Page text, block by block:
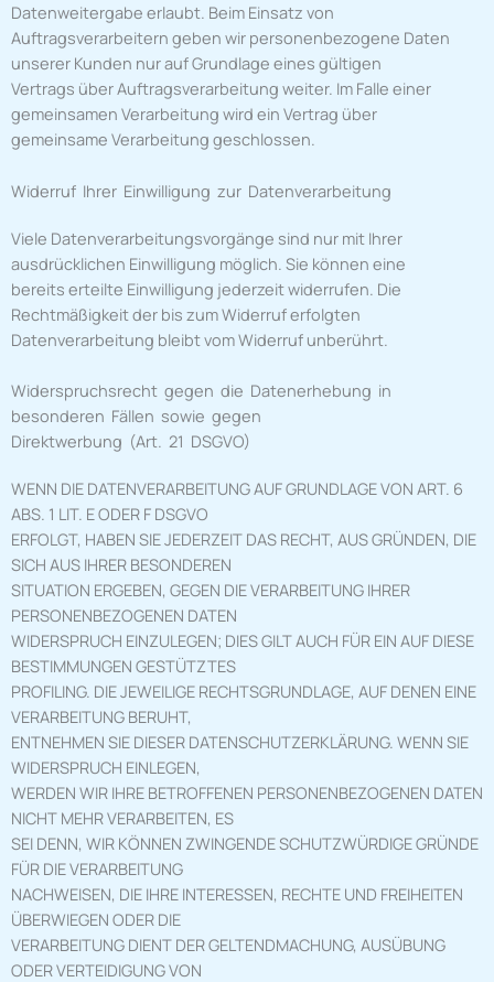
Datenweitergabe erlaubt. Beim Einsatz von
Auftragsverarbeitern geben wir personenbezogene Daten
unserer Kunden nur auf Grundlage eines gültigen
Vertrags über Auftragsverarbeitung weiter. Im Falle einer
gemeinsamen Verarbeitung wird ein Vertrag über
gemeinsame Verarbeitung geschlossen.
Widerruf Ihrer Einwilligung zur Datenverarbeitung
Viele Datenverarbeitungsvorgänge sind nur mit Ihrer
ausdrücklichen Einwilligung möglich. Sie können eine
bereits erteilte Einwilligung jederzeit widerrufen. Die
Rechtmäßigkeit der bis zum Widerruf erfolgten
Datenverarbeitung bleibt vom Widerruf unberührt.
Widerspruchsrecht gegen die Datenerhebung in
besonderen Fällen sowie gegen
Direktwerbung (Art. 21 DSGVO)
WENN DIE DATENVERARBEITUNG AUF GRUNDLAGE VON ART. 6
ABS. 1 LIT. E ODER F DSGVO
ERFOLGT, HABEN SIE JEDERZEIT DAS RECHT, AUS GRÜNDEN, DIE
SICH AUS IHRER BESONDEREN
SITUATION ERGEBEN, GEGEN DIE VERARBEITUNG IHRER
PERSONENBEZOGENEN DATEN
WIDERSPRUCH EINZULEGEN; DIES GILT AUCH FÜR EIN AUF DIESE
BESTIMMUNGEN GESTÜTZTES
PROFILING. DIE JEWEILIGE RECHTSGRUNDLAGE, AUF DENEN EINE
VERARBEITUNG BERUHT,
ENTNEHMEN SIE DIESER DATENSCHUTZERKLÄRUNG. WENN SIE
WIDERSPRUCH EINLEGEN,
WERDEN WIR IHRE BETROFFENEN PERSONENBEZOGENEN DATEN
NICHT MEHR VERARBEITEN, ES
SEI DENN, WIR KÖNNEN ZWINGENDE SCHUTZWÜRDIGE GRÜNDE
FÜR DIE VERARBEITUNG
NACHWEISEN, DIE IHRE INTERESSEN, RECHTE UND FREIHEITEN
ÜBERWIEGEN ODER DIE
VERARBEITUNG DIENT DER GELTENDMACHUNG, AUSÜBUNG
ODER VERTEIDIGUNG VON